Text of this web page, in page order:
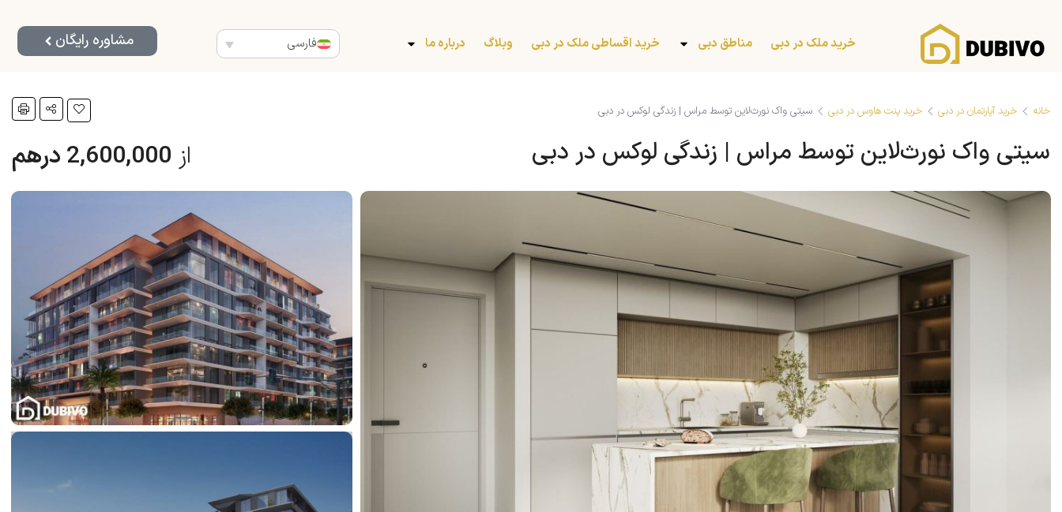
خرید ملک در دبی مناطق دبی خرید اقساطی ملک در دبی وبلاگ درباره ما فارسی مشاوره رایگان
خانه خرید آپارتمان در دبی خرید پنت هاوس در دبی سیتی واک نورث‌لاین توسط مراس | زندگی لوکس در دبی
سیتی واک نورث‌لاین توسط مراس | زندگی لوکس در دبی از 2,600,000 درهم